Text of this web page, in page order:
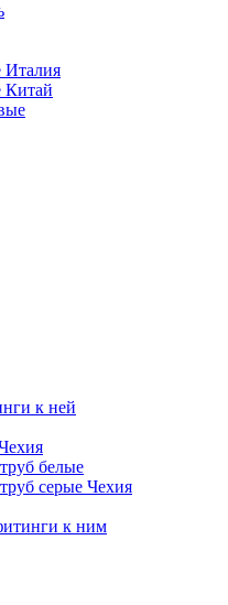
Китай
к ней
белые
серые Чехия
к ним